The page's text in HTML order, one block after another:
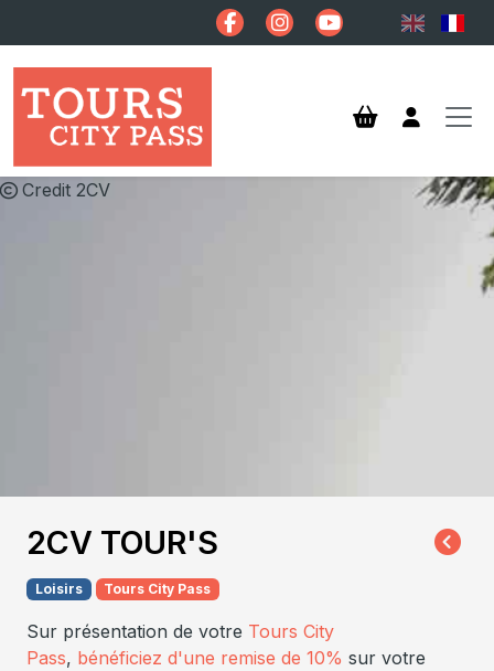
Aller au contenu principal
Credit 2CV
2CV TOUR'S
Loisirs Tours City Pass
Sur présentation de votre Tours City
Pass, bénéficiez d'une remise de 10% sur votre